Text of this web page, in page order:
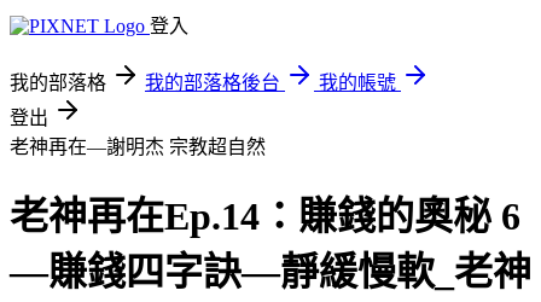
登入
我的部落格 我的部落格後台
我的帳號
登出
老神再在—謝明杰 宗教超自然
老神再在Ep.14：賺錢的奧秘 6
—賺錢四字訣—靜緩慢軟_老神